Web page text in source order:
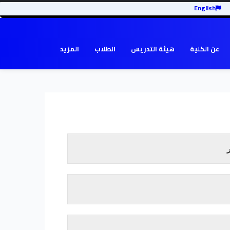
English
عن الكلية هيئة التدريس الطلاب المزيد
تم تأسيس كلية تنمية المجتمع في العام 2006 م بفتح ستة مراكز هي مركز
قلي،مركز الفشاشوية، مركز الكنوز، مركز
النهوض بواقع المجتمع إلي مصاف التنمية